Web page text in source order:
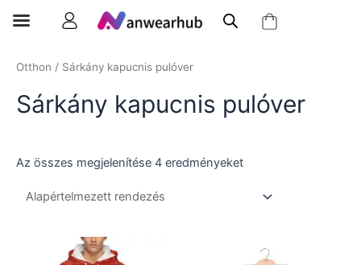
Otthon / Sárkány kapucnis pulóver
Sárkány kapucnis pulóver
Az összes megjelenítése 4 eredményeket